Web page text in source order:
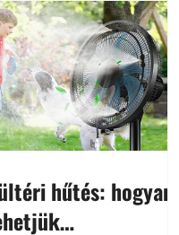
Ez nemcsak a
teszi kellemetlenné,
az autó állapotára és a
hagyott tárgyakra is
hatással lehet. Néhány
óvintézkedéssel
jelentősen
a hőség káros
hűtés: hogyan